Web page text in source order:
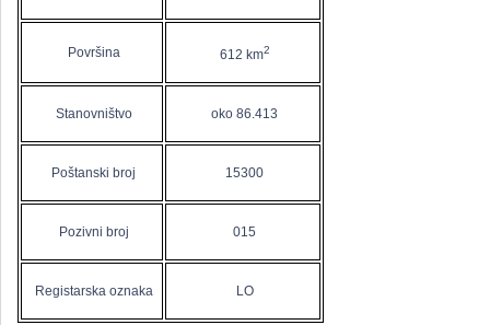
Površina 612 km2
Stanovništvo oko 86.413
Poštanski broj 15300
Pozivni broj 015
Registarska oznaka LO